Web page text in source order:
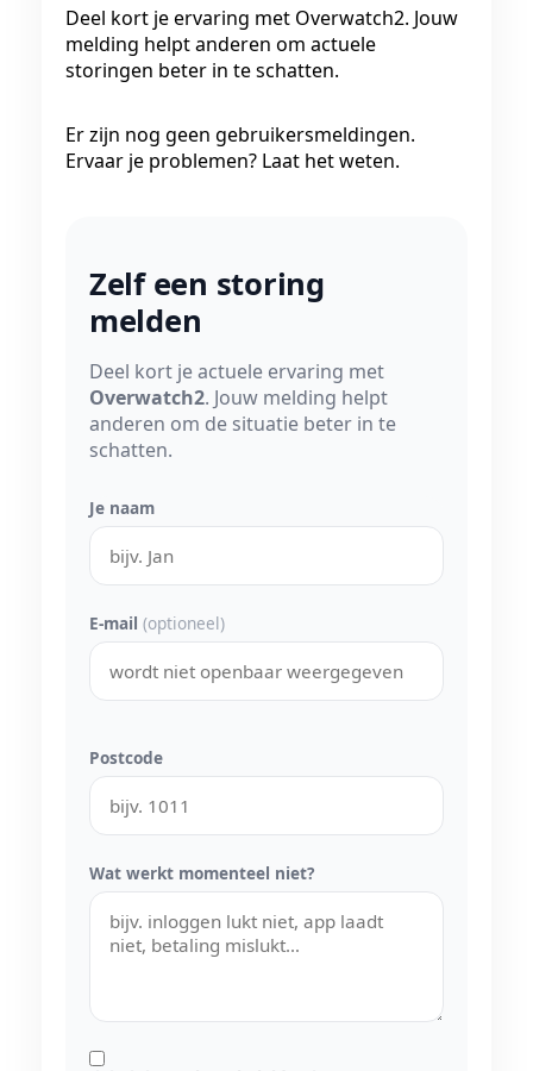
Deel kort je ervaring met Overwatch2. Jouw
melding helpt anderen om actuele
storingen beter in te schatten.
Er zijn nog geen gebruikersmeldingen.
Ervaar je problemen? Laat het weten.
Zelf een storing
melden
Deel kort je actuele ervaring met
Overwatch2. Jouw melding helpt
anderen om de situatie beter in te
schatten.
Je naam
E-mail (optioneel)
Postcode
Wat werkt momenteel niet?